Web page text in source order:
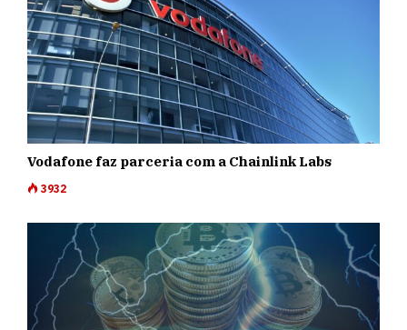
Vodafone faz parceria com a Chainlink Labs
3932